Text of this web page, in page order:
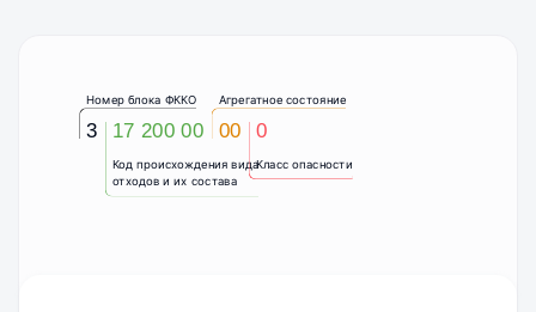
3
Номер блока ФККО
Код происхождения вида
отходов и их состава
17 200 00
Агрегатное состояние
00
Класс опасности
0